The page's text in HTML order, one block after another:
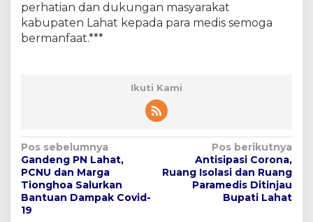
perhatian dan dukungan masyarakat
kabupaten Lahat kepada para medis semoga
bermanfaat.***
Ikuti Kami
N
a
v
i
Pos sebelumnya
Gandeng PN Lahat,
PCNU dan Marga
Tionghoa Salurkan
Bantuan Dampak Covid-
19
Pos berikutnya
Antisipasi Corona,
Ruang Isolasi dan Ruang
Paramedis Ditinjau
Bupati Lahat